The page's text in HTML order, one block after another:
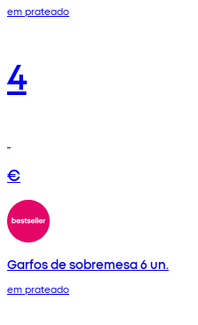
em prateado
4
€
Garfos de sobremesa 6 un.
em prateado